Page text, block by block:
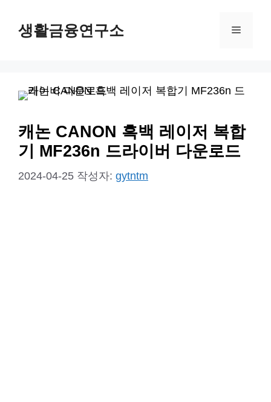
생활금융연구소 메
캐논 CANON 흑백 레이저 복합
기 MF236n 드라이버 다운로드
2024-04-25 작성자: gytntm